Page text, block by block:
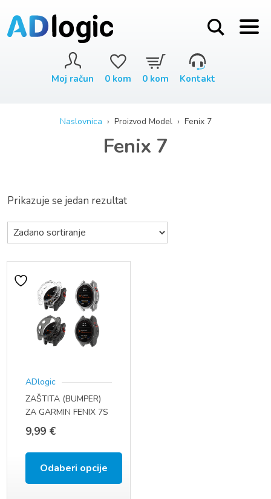
Moj račun 0 kom 0 kom Kontakt
Naslovnica › Proizvod Model › Fenix 7
Fenix 7
Prikazuje se jedan rezultat
ADlogic
ZAŠTITA (BUMPER)
ZA GARMIN FENIX 7S
-7- 7X
9,99 €
Odaberi opcije